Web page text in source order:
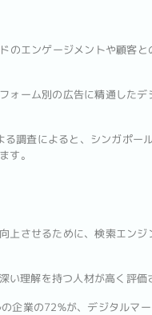
のエンゲージメントや顧客
ォーム別の広告に精通した
調査によると、シンガポー
す。
上させるために、検索エン
い理解を持つ人材が高く評価
企業の72%が、デジタルマ